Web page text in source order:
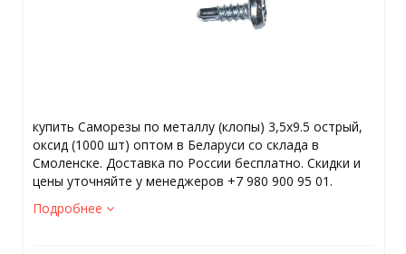
купить Саморезы по металлу (клопы) 3,5х9.5 острый,
оксид (1000 шт) оптом в Беларуси со склада в
Смоленске. Доставка по России бесплатно. Скидки и
цены уточняйте у менеджеров +7 980 900 95 01.
Подробнее